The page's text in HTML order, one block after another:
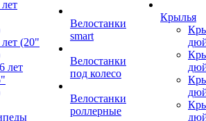
(20"
лет
Велостанки
smart
Велостанки
под колесо
Велостанки
роллерные
Крылья